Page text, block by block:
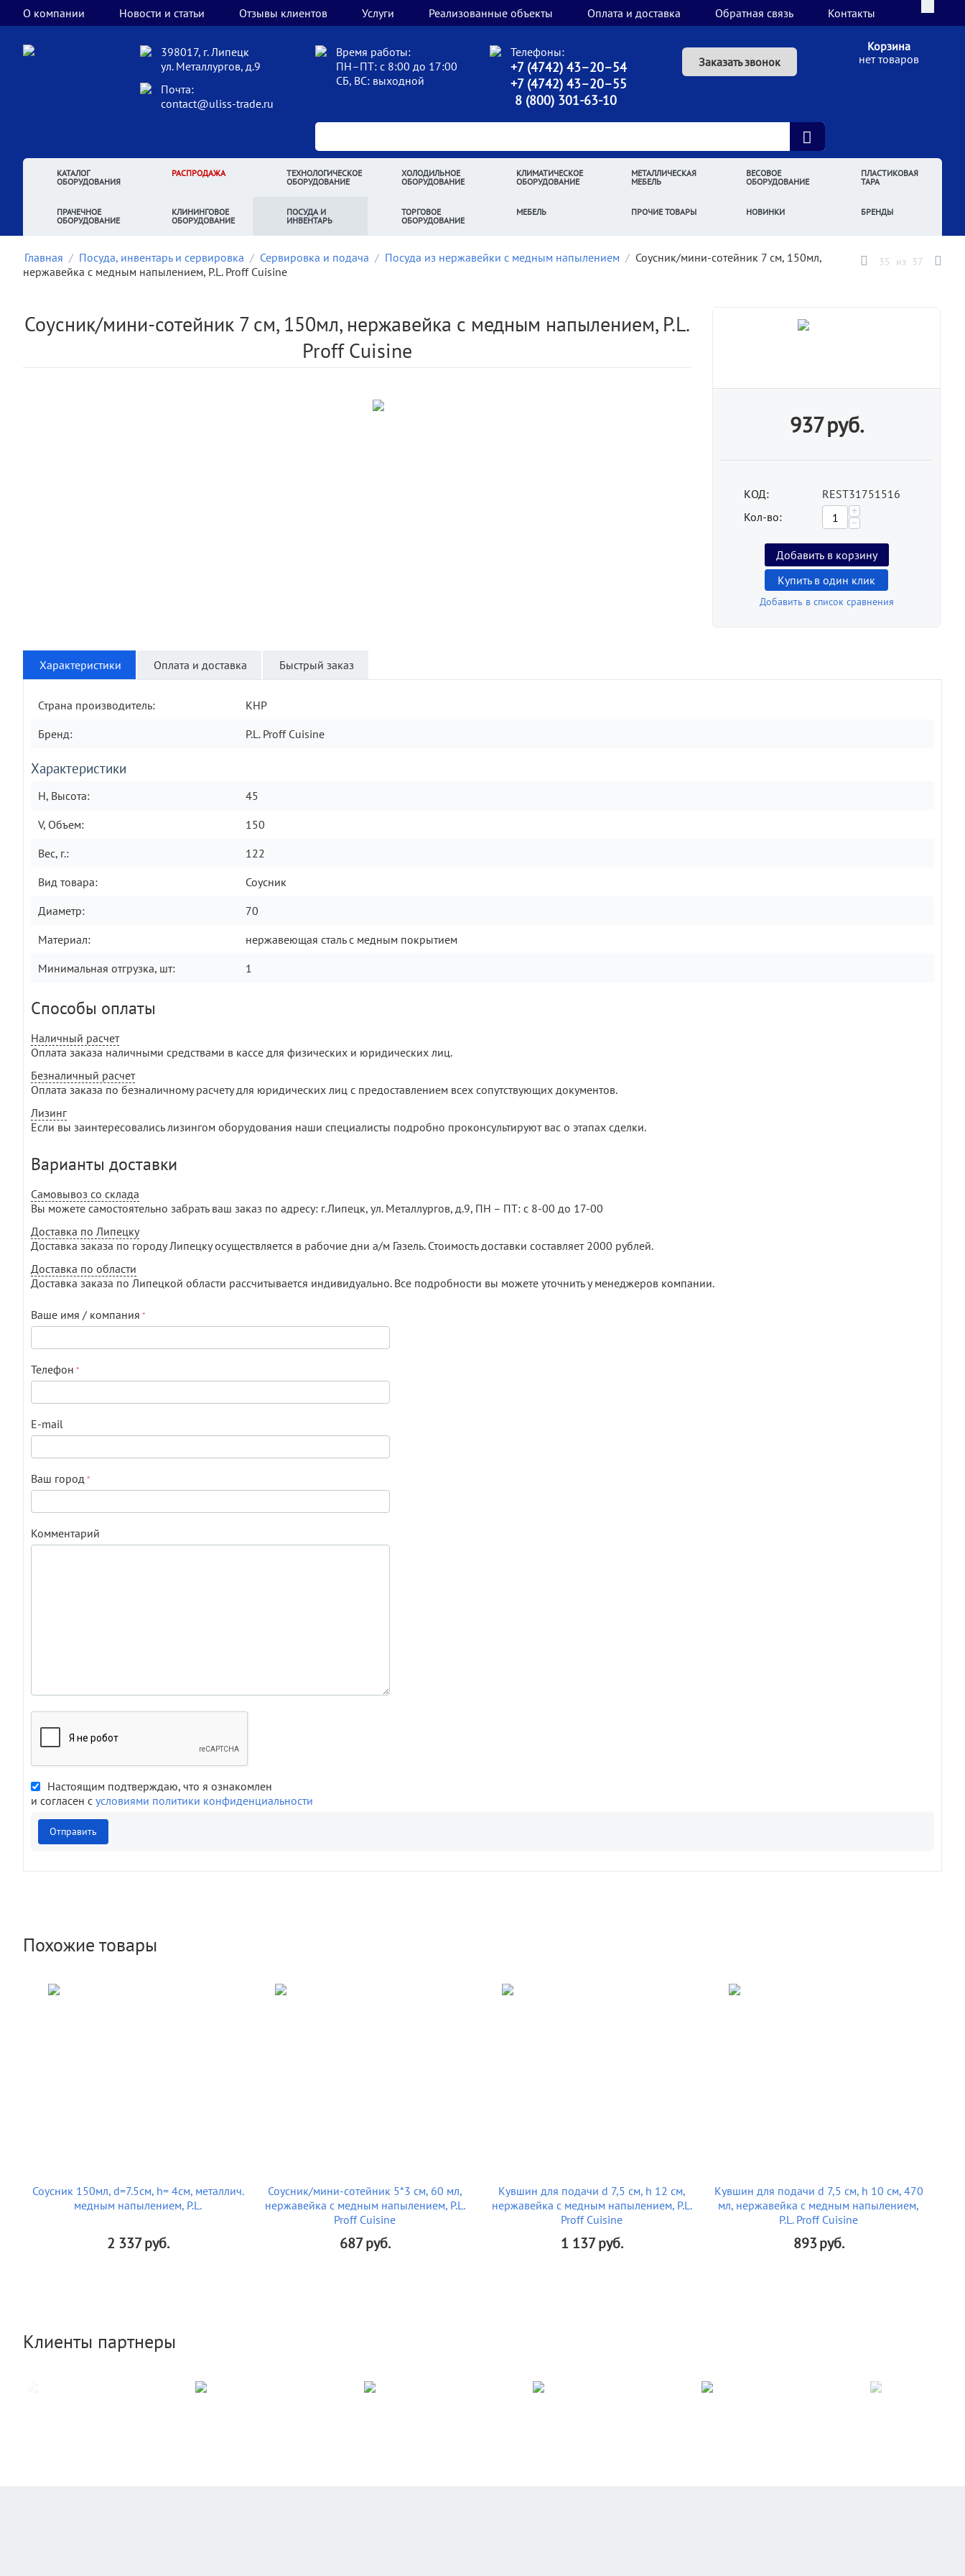
О компании Новости и статьи Отзывы клиентов Услуги Реализованные объекты Оплата и доставка Обратная связь Контакты
398017, г. Липецк
ул. Металлургов, д.9
Почта:
contact@uliss-trade.ru
Время работы:
ПН–ПТ: с 8:00 до 17:00
СБ, ВС: выходной
Телефоны:
+7 (4742) 43–20–54
+7 (4742) 43–20–55
8 (800) 301-63-10
Заказать звонок
Корзина
нет товаров
КАТАЛОГ
ОБОРУДОВАНИЯ
РАСПРОДАЖА
ТЕХНОЛОГИЧЕСКОЕ
ОБОРУДОВАНИЕ
ХОЛОДИЛЬНОЕ
ОБОРУДОВАНИЕ
КЛИМАТИЧЕСКОЕ
ОБОРУДОВАНИЕ
МЕТАЛЛИЧЕСКАЯ
МЕБЕЛЬ
ВЕСОВОЕ
ОБОРУДОВАНИЕ
ПЛАСТИКОВАЯ
ТАРА
ПРАЧЕЧНОЕ
ОБОРУДОВАНИЕ
КЛИНИНГОВОЕ
ОБОРУДОВАНИЕ
ПОСУДА И
ИНВЕНТАРЬ
ТОРГОВОЕ
ОБОРУДОВАНИЕ
МЕБЕЛЬ ПРОЧИЕ ТОВАРЫ НОВИНКИ БРЕНДЫ
Главная / Посуда, инвентарь и сервировка / Сервировка и подача / Посуда из нержавейки с медным напылением / Соусник/мини-сотейник 7 см, 150мл,
нержавейка с медным напылением, P.L. Proff Cuisine
35 из 37
Соусник/мини-сотейник 7 см, 150мл, нержавейка с медным напылением, P.L.
Proff Cuisine
937руб.
КОД:
REST31751516
Кол-во:
+
−
Добавить в корзину
Купить в один клик
Добавить в список сравнения
Характеристики Оплата и доставка Быстрый заказ
Страна производитель:
КНР
Бренд:
P.L. Proff Cuisine
Характеристики
H, Высота:
45
V, Объем:
150
Вес, г.:
122
Вид товара:
Соусник
Диаметр:
70
Материал:
нержавеющая сталь с медным покрытием
Минимальная отгрузка, шт:
1
Способы оплаты
Наличный расчет
Оплата заказа наличными средствами в кассе для физических и юридических лиц.
Безналичный расчет
Оплата заказа по безналичному расчету для юридических лиц с предоставлением всех сопутствующих документов.
Лизинг
Если вы заинтересовались лизингом оборудования наши специалисты подробно проконсультируют вас о этапах сделки.
Варианты доставки
Самовывоз со склада
Вы можете самостоятельно забрать ваш заказ по адресу: г.Липецк, ул. Металлургов, д.9, ПН – ПТ: с 8-00 до 17-00
Доставка по Липецку
Доставка заказа по городу Липецку осуществляется в рабочие дни а/м Газель. Стоимость доставки составляет 2000 рублей.
Доставка по области
Доставка заказа по Липецкой области рассчитывается индивидуально. Все подробности вы можете уточнить у менеджеров компании.
Ваше имя / компания
Телефон
E-mail
Ваш город
Комментарий
Настоящим подтверждаю, что я ознакомлен
и согласен с условиями политики конфиденциальности
Отправить
Похожие товары
Соусник 150мл, d=7.5см, h= 4см, металлич.
медным напылением, P.L.
2 337руб.
Соусник/мини-сотейник 5*3 см, 60 мл,
нержавейка с медным напылением, P.L.
Proff Cuisine
687руб.
Кувшин для подачи d 7,5 см, h 12 см,
нержавейка с медным напылением, P.L.
Proff Cuisine
1 137руб.
Кувшин для подачи d 7,5 см, h 10 см, 470
мл, нержавейка с медным напылением,
P.L. Proff Cuisine
893руб.
Клиенты партнеры